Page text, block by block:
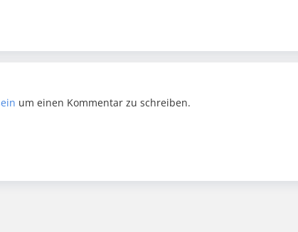
um einen Kommentar zu schreiben.